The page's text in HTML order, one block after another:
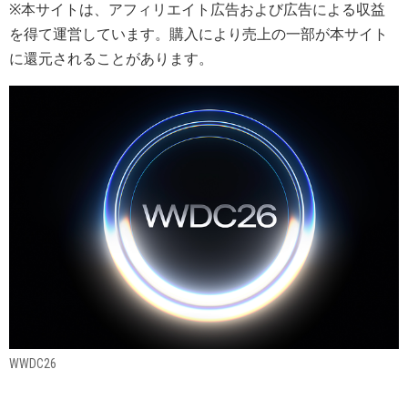
※本サイトは、アフィリエイト広告および広告による収益
を得て運営しています。購入により売上の一部が本サイト
に還元されることがあります。
WWDC26